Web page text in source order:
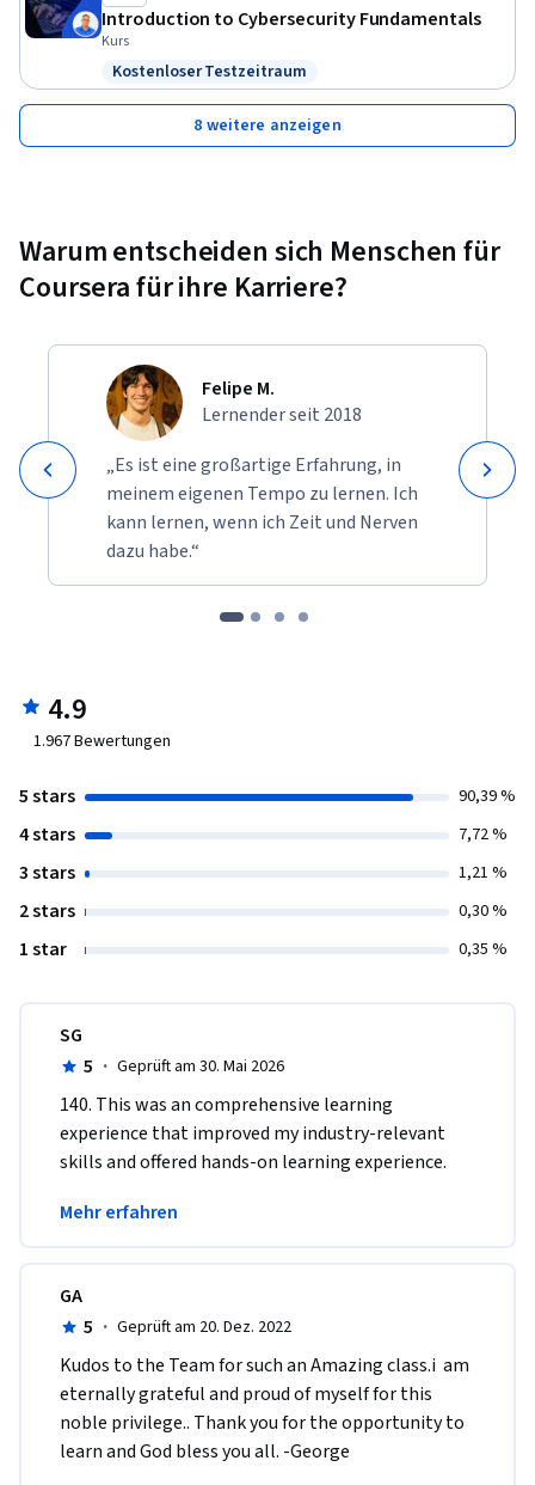
Introduction to Cybersecurity Fundamentals
Kurs
Status: Kostenloser Testzeitraum
Kostenloser Testzeitraum
8 weitere anzeigen
Warum entscheiden sich Menschen für
Coursera für ihre Karriere?
Felipe M.
Lernender seit 2018
„Es ist eine großartige Erfahrung, in
meinem eigenen Tempo zu lernen. Ich
kann lernen, wenn ich Zeit und Nerven
dazu habe.“
4.9
1.967Bewertungen
5 stars 90,39 %
4 stars 7,72 %
3 stars 1,21 %
2 stars 0,30 %
1 star 0,35 %
SG
5 · Geprüft am 30. Mai 2026
140. This was an comprehensive learning
experience that improved my industry-relevant
skills and offered hands-on learning experience.
Highly recommended for students and
Mehr erfahren
GA
5 · Geprüft am 20. Dez. 2022
Kudos to the Team for such an Amazing class.i  am
eternally grateful and proud of myself for this
noble privilege.. Thank you for the opportunity to
learn and God bless you all. -George